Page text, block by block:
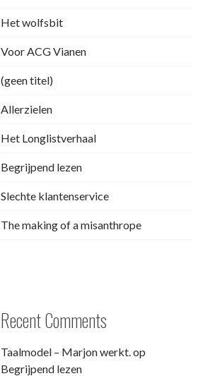
Het wolfsbit
Voor ACG Vianen
(geen titel)
Allerzielen
Het Longlistverhaal
Begrijpend lezen
Slechte klantenservice
The making of a misanthrope
Recent Comments
Taalmodel – Marjon werkt.op
Begrijpend lezen